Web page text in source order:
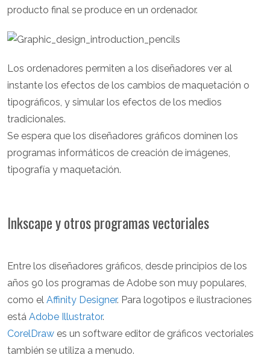
producto final se produce en un ordenador.
Los ordenadores permiten a los diseñadores ver al
instante los efectos de los cambios de maquetación o
tipográficos, y simular los efectos de los medios
tradicionales.
Se espera que los diseñadores gráficos dominen los
programas informáticos de creación de imágenes,
tipografía y maquetación.
Inkscape y otros programas vectoriales
Entre los diseñadores gráficos, desde principios de los
años 90 los programas de Adobe son muy populares,
como el Affinity Designer. Para logotipos e ilustraciones
está Adobe Illustrator.
CorelDraw es un software editor de gráficos vectoriales
también se utiliza a menudo.